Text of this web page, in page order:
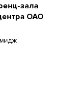
зала
ОАО